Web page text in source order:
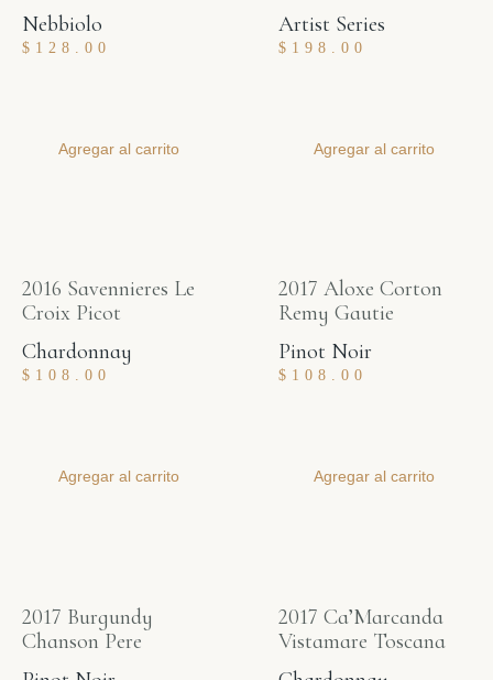
Nebbiolo
$ 128.00
Agregar al carrito
Artist Series
$ 198.00
Agregar al carrito
2016 Savennieres Le
Croix Picot
Chardonnay
$ 108.00
Agregar al carrito
2017 Aloxe Corton
Remy Gautie
Pinot Noir
$ 108.00
Agregar al carrito
2017 Burgundy
Chanson Pere
2017 Ca’Marcanda
Vistamare Toscana